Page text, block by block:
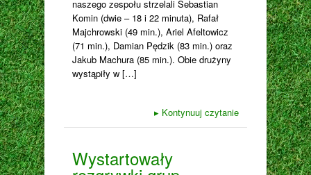
naszego zespołu strzelali Sebastian
Komin (dwie – 18 i 22 minuta), Rafał
Majchrowski (49 min.), Ariel Afeltowicz
(71 min.), Damian Pędzik (83 min.) oraz
Jakub Machura (85 min.). Obie drużyny
wystąpiły w […]
▸ Kontynuuj czytanie
Wystartowały